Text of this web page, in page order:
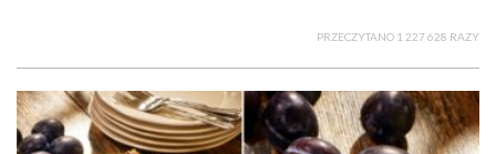
PRZECZYTANO 1 227 628 RAZY